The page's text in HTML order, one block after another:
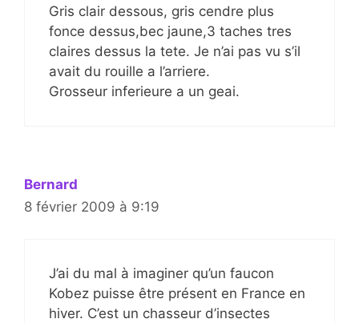
Gris clair dessous, gris cendre plus
fonce dessus,bec jaune,3 taches tres
claires dessus la tete. Je n’ai pas vu s’il
avait du rouille a l’arriere.
Grosseur inferieure a un geai.
Bernard
8 février 2009 à 9:19
J’ai du mal à imaginer qu’un faucon
Kobez puisse être présent en France en
hiver. C’est un chasseur d’insectes